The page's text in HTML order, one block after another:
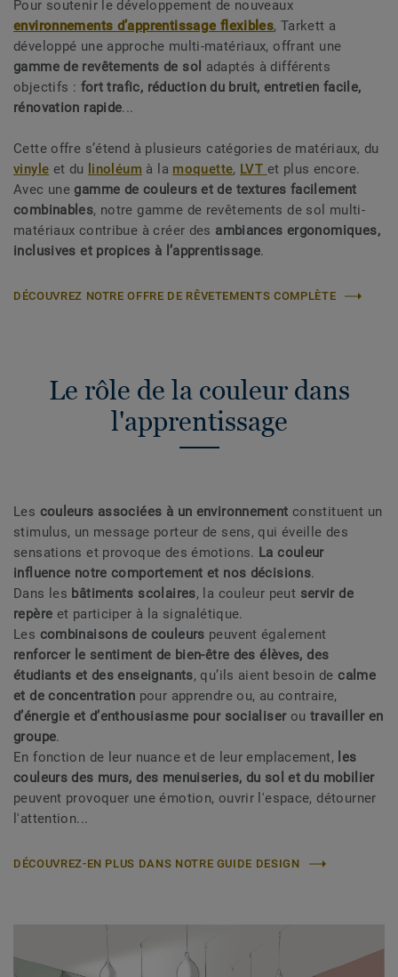
Pour soutenir le développement de nouveaux
environnements d’apprentissage flexibles, Tarkett a
développé une approche multi-matériaux, offrant une
gamme de revêtements de sol adaptés à différents
objectifs : fort trafic, réduction du bruit, entretien facile,
rénovation rapide...
Cette offre s’étend à plusieurs catégories de matériaux, du
vinyle et du linoléum à la moquette, LVT et plus encore.
Avec une gamme de couleurs et de textures facilement
combinables, notre gamme de revêtements de sol multi-
matériaux contribue à créer des ambiances ergonomiques,
inclusives et propices à l’apprentissage.
DÉCOUVREZ NOTRE OFFRE DE RÊVETEMENTS COMPLÈTE
Le rôle de la couleur dans
l'apprentissage
Les couleurs associées à un environnement constituent un
stimulus, un message porteur de sens, qui éveille des
sensations et provoque des émotions. La couleur
influence notre comportement et nos décisions.
Dans les bâtiments scolaires, la couleur peut servir de
repère et participer à la signalétique.
Les combinaisons de couleurs peuvent également
renforcer le sentiment de bien-être des élèves, des
étudiants et des enseignants, qu’ils aient besoin decalme
et de concentration pour apprendre ou, au contraire,
d’énergie et d’enthousiasme pour socialiser ou travailler en
groupe.
En fonction de leur nuance et de leur emplacement, les
couleurs des murs, des menuiseries, du sol et du mobilier
peuvent provoquer une émotion, ouvrir l'espace, détourner
l'attention...
DÉCOUVREZ-EN PLUS DANS NOTRE GUIDE DESIGN